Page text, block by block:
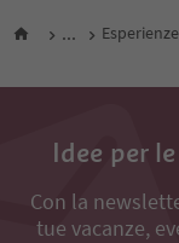
...
Idee per
Con la
tue vacanze,